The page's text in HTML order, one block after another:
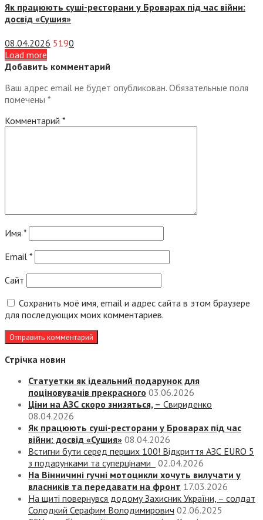
Як працюють суші-ресторани у Броварах під час війни:
досвід «Сушия»
08.04.2026 5190
Load more
Добавить комментарий
Ваш адрес email не будет опубликован. Обязательные поля
помечены *
Комментарий *
Имя *
Email *
Сайт
Сохранить моё имя, email и адрес сайта в этом браузере
для последующих моих комментариев.
Стрічка новин
Статуетки як ідеальний подарунок для
поціновувачів прекрасного 03.06.2026
Ціни на АЗС скоро знизяться, – Свириденко
08.04.2026
Як працюють суші-ресторани у Броварах під час
війни: досвід «Сушия» 08.04.2026
Встигни бути серед перших 100! Відкриття АЗС EURO 5
з подарунками та суперцінами
02.04.2026
На Вінничині гучні мотоцикли хочуть вилучати у
власників та передавати на фронт 17.03.2026
На щиті повернувся додому Захисник України, – солдат
Солодкий Серафим Володимирович 02.06.2025